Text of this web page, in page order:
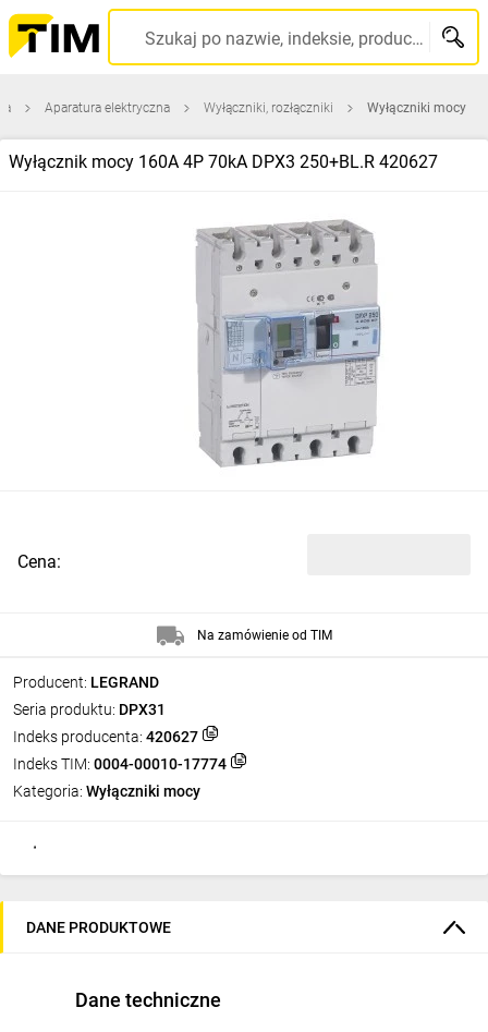
Szukaj po nazwie, indeksie, producencie, kodzie kreskowym...
Aparatura elektryczna Wyłączniki, rozłączniki Wyłączniki mocy
Wyłącznik mocy 160A 4P 70kA DPX3 250+BL.R 420627
Producent: LEGRAND
Seria produktu: DPX31
Indeks producenta: 420627
Indeks TIM: 0004-00010-17774
Kategoria: Wyłączniki mocy
Cena:
Na zamówienie od TIM
DANE PRODUKTOWE
Dane techniczne